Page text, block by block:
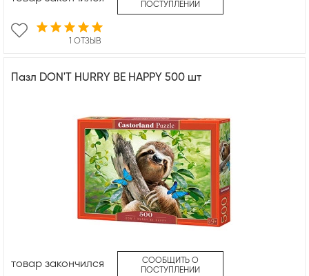
1 ОТЗЫВ
ПОСТУПЛЕНИИ
Пазл DON'T HURRY BE HAPPY 500 шт
товар закончился
СООБЩИТЬ О
ПОСТУПЛЕНИИ